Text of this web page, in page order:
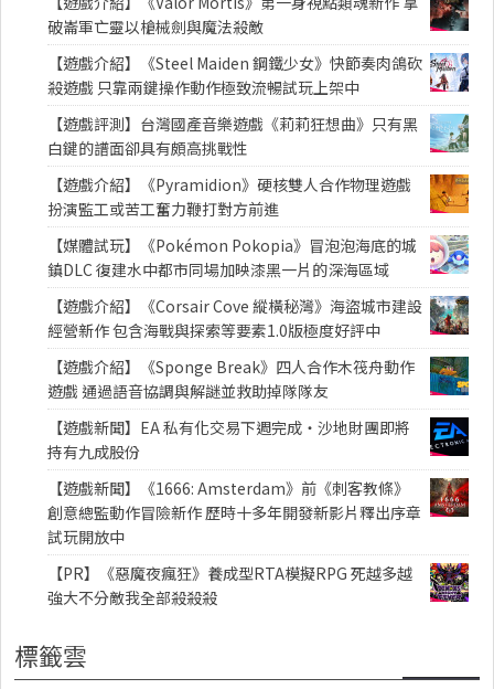
破崙軍亡靈以槍械劍與魔法殺敵
【遊戲介紹】《Steel Maiden 鋼鐵少女》快節奏肉鴿砍
殺遊戲 只靠兩鍵操作動作極致流暢試玩上架中
【遊戲評測】台灣國產音樂遊戲《莉莉狂想曲》只有黑
白鍵的譜面卻具有頗高挑戰性
【遊戲介紹】《Pyramidion》硬核雙人合作物理遊戲
扮演監工或苦工奮力鞭打對方前進
【媒體試玩】《Pokémon Pokopia》冒泡泡海底的城
鎮DLC 復建水中都市同場加映漆黑一片的深海區域
【遊戲介紹】《Corsair Cove 縱橫秘灣》海盜城市建設
經營新作 包含海戰與探索等要素1.0版極度好評中
【遊戲介紹】《Sponge Break》四人合作木筏舟動作
遊戲 通過語音協調與解謎並救助掉隊隊友
【遊戲新聞】EA 私有化交易下週完成・沙地財團即將
持有九成股份
【遊戲新聞】《1666: Amsterdam》前《刺客教條》
創意總監動作冒險新作 歷時十多年開發新影片釋出序章
試玩開放中
【PR】《惡魔夜瘋狂》養成型RTA模擬RPG 死越多越
強大不分敵我全部殺殺殺
標籤雲